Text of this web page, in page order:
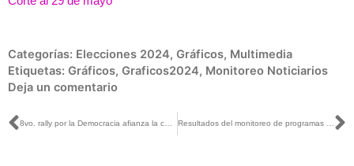
Categorías: Elecciones 2024, Gráficos, Multimedia
Etiquetas: Gráficos, Graficos2024, Monitoreo Noticiarios
Deja un comentario
Ant